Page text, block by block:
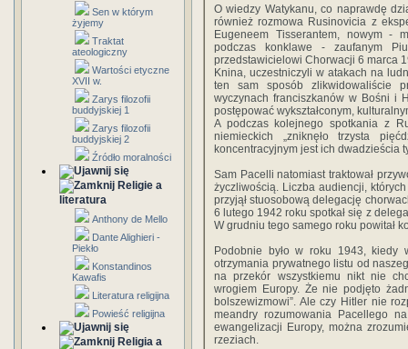
Sen w którym
żyjemy
Traktat
ateologiczny
Wartości etyczne
XVII w.
Zarys filozofii
buddyjskiej 1
Zarys filozofii
buddyjskiej 2
Źródło moralności
Religie a
literatura
Anthony de Mello
Dante Alighieri -
Piekło
Konstandinos
Kawafis
Literatura religijna
Powieść religijna
Religia a
O wiedzy Watykanu, co naprawdę
również rozmowa Rusinovicia z
Eugeneem Tisserantem, nowym -
podczas konklawe - zaufanym
przedstawicielowi Chorwacji 6 marca
Knina, uczestniczyli w atakach na
ten sam sposób zlikwidowaliście
wyczynach franciszkanów w Bośni i
postępować wykształconym,
A podczas kolejnego spotkania z
niemieckich „zniknęło trzysta
koncentracyjnym jest ich dwadzieścia
Sam Pacelli natomiast traktował
życzliwością. Liczba audiencji,
przyjął stuosobową delegację
6 lutego 1942 roku spotkał się z
W grudniu tego samego roku powitał
Podobnie było w roku 1943, kiedy
otrzymania prywatnego listu od
na przekór wszystkiemu nikt nie
wrogiem Europy. Że nie podjęto
bolszewizmowi”. Ale czy Hitler nie
meandry rozumowania Pacellego
ewangelizacji Europy, można
rzeziach.